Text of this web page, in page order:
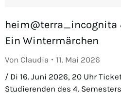
heim@terra_incognita
Ein Wintermärchen
Von Claudia
11. Mai 2026
/ Di 16. Juni 2026, 20 Uhr
Studierenden des 4.